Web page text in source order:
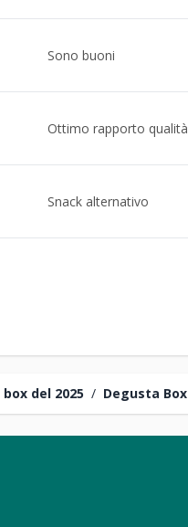
del 2025 / Degusta
Sono buoni
Ottimo rapporto
Snack alternativo